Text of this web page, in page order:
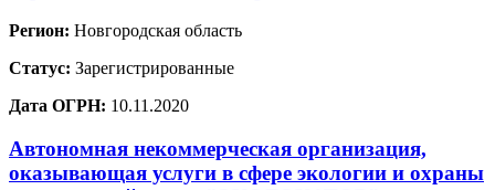
Регион: Новгородская область
Статус: Зарегистрированные
Дата ОГРН: 10.11.2020
Автономная некоммерческая организация,
оказывающая услуги в сфере экологии и охраны